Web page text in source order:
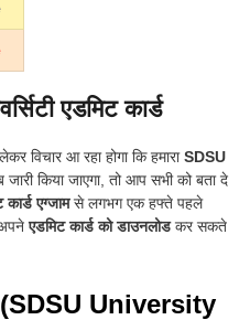
एडमिट कार्ड
विचार आ रहा होगा कि हमाराSDSU
जारी किया जाएगा, तो आप सभी को बता दे
एग्जामसे लगभग एक हफ्ते पहले
एडमिट कार्ड को डाउनलोडकर सकते
(SDSU University